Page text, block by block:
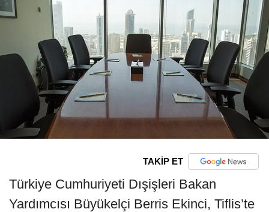
TAKİP ET
Türkiye Cumhuriyeti Dışişleri Bakan
Yardımcısı Büyükelçi Berris Ekinci, Tiflis’te